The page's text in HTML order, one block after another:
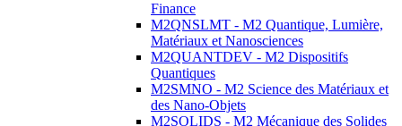
Finance
M2QNSLMT - M2 Quantique, Lumière,
Matériaux et Nanosciences
M2QUANTDEV - M2 Dispositifs
Quantiques
M2SMNO - M2 Science des Matériaux et
des Nano-Objets
M2SOLIDS - M2 Mécanique des Solides